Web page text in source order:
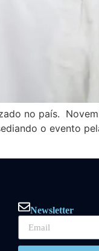
no país.
o evento
Newsletter